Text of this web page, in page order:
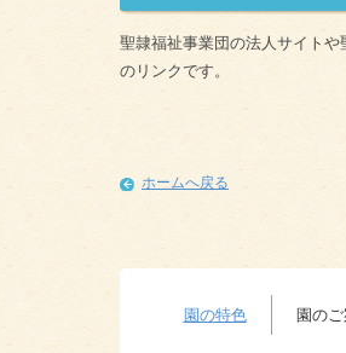
聖隷福祉事業団の法人サイト
のリンクです。
ホームへ戻る
園の特色 園の